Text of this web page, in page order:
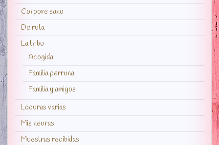
Corpore sano
De ruta
La tribu
Acogida
Familia perruna
Familia y amigos
Locuras varias
Mis neuras
Muestras recibidas